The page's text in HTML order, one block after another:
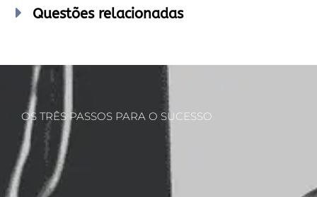
Questões relacionadas
OS TRÊS PASSOS PARA O SUCESSO